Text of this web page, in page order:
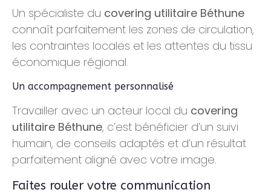
Un spécialiste du covering utilitaire Béthune
connaît parfaitement les zones de circulation,
les contraintes locales et les attentes du tissu
économique régional.
Un accompagnement personnalisé
Travailler avec un acteur local du covering
utilitaire Béthune, c’est bénéficier d’un suivi
humain, de conseils adaptés et d’un résultat
parfaitement aligné avec votre image.
Faites rouler votre communication